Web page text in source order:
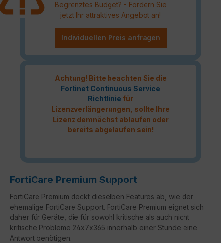
Begrenztes Budget? - Fordern Sie
jetzt Ihr attraktives Angebot an!
Individuellen Preis anfragen
Achtung! Bitte beachten Sie die
Fortinet Continuous Service
Richtlinie für
Lizenzverlängerungen, sollte Ihre
Lizenz demnächst ablaufen oder
bereits abgelaufen sein!
FortiCare Premium Support
FortiCare Premium deckt dieselben Features ab, wie der
ehemalige FortiCare Support. FortiCare Premium eignet sich
daher für Geräte, die für sowohl kritische als auch nicht
kritische Probleme 24x7x365 innerhalb einer Stunde eine
Antwort benötigen.